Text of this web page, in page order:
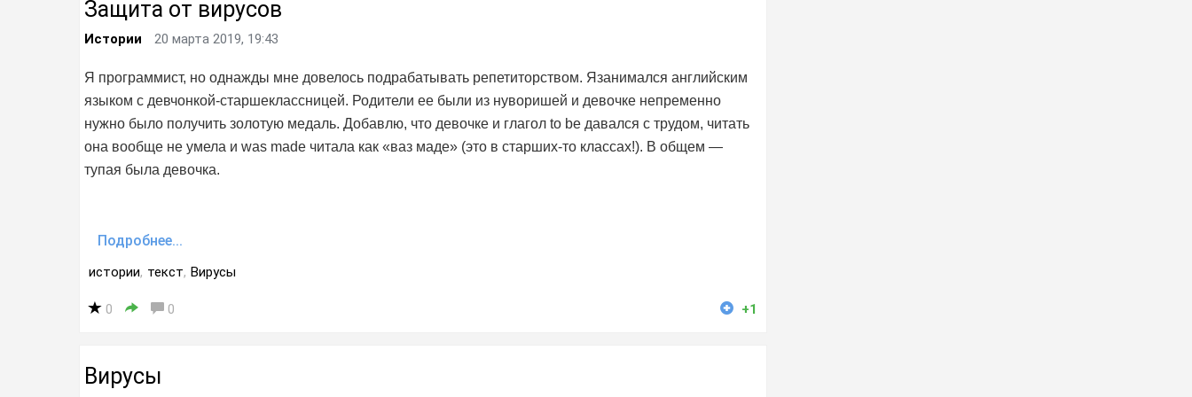
Защита от вирусов
Истории 20 марта 2019, 19:43
Я программист, но однажды мне довелось подрабатывать репетиторством. Язанимался английским
языком с девчонкой-старшеклассницей. Родители ее были из нуворишей и девочке непременно
нужно было получить золотую медаль. Добавлю, что девочке и глагол to be давался с трудом, читать
она вообще не умела и was made читала как «ваз маде» (это в старших-то классах!). В общем —
тупая была девочка.
Подробнее...
истории, текст, Вирусы
0 0 +1
Вирусы